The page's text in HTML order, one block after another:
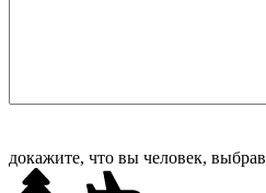
докажите, что вы человек, выбрав